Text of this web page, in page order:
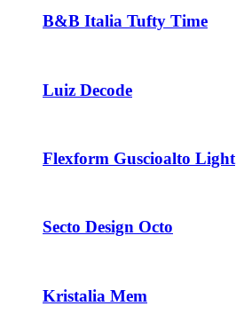
B&B Italia Tufty Time
Luiz Decode
Flexform Guscioalto Light
Secto Design Octo
Kristalia Mem